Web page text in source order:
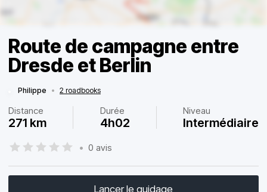
Route de campagne entre
Dresde et Berlin
Philippe • 2 roadbooks
Distance
271 km
Durée
4h02
Niveau
Intermédiaire
• 0 avis
Lancer le guidage